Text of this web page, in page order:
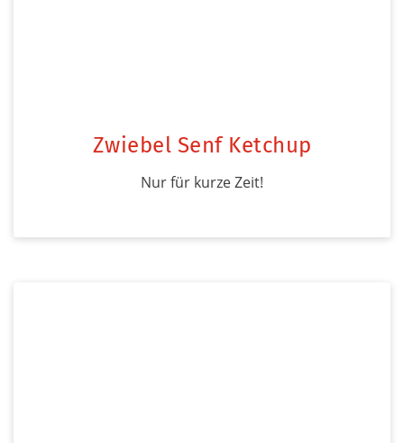
Zwiebel Senf Ketchup
Nur für kurze Zeit!